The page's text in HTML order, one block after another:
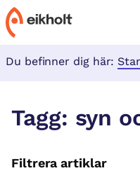
Du befinner dig här:
Tagg: syn
Filtrera artiklar